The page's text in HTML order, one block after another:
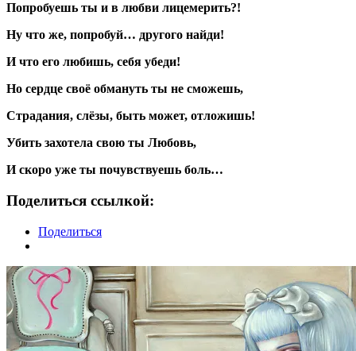
Попробуешь ты и в любви лицемерить?!
Ну что же, попробуй… другого найди!
И что его любишь, себя убеди!
Но сердце своё обмануть ты не сможешь,
Страдания, слёзы, быть может, отложишь!
Убить захотела свою ты Любовь,
И скоро уже ты почувствуешь боль…
Поделиться ссылкой:
Поделиться